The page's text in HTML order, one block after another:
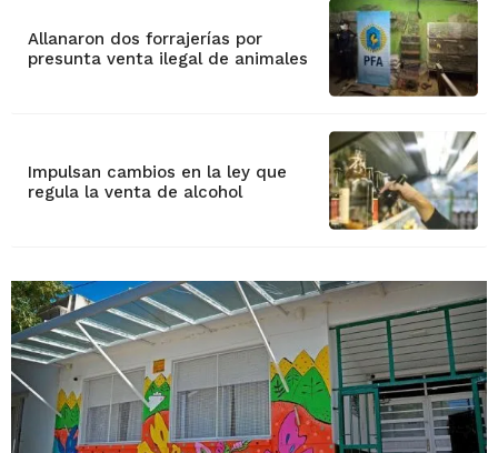
Allanaron dos forrajerías por
presunta venta ilegal de animales
Impulsan cambios en la ley que
regula la venta de alcohol